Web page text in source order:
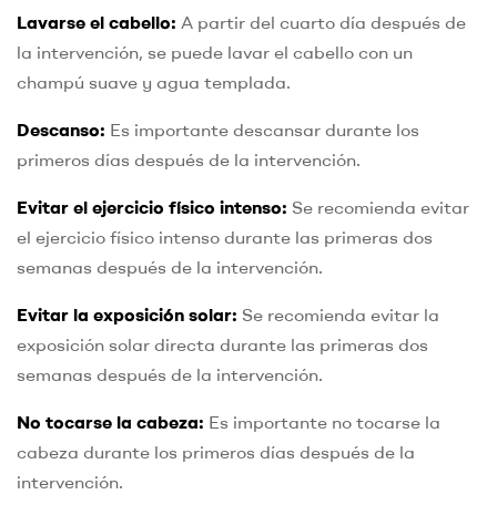
Lavarse el cabello: A partir del cuarto día después de
la intervención, se puede lavar el cabello con un
champú suave y agua templada.
Descanso: Es importante descansar durante los
primeros días después de la intervención.
Evitar el ejercicio físico intenso: Se recomienda evitar
el ejercicio físico intenso durante las primeras dos
semanas después de la intervención.
Evitar la exposición solar: Se recomienda evitar la
exposición solar directa durante las primeras dos
semanas después de la intervención.
No tocarse la cabeza: Es importante no tocarse la
cabeza durante los primeros días después de la
intervención.